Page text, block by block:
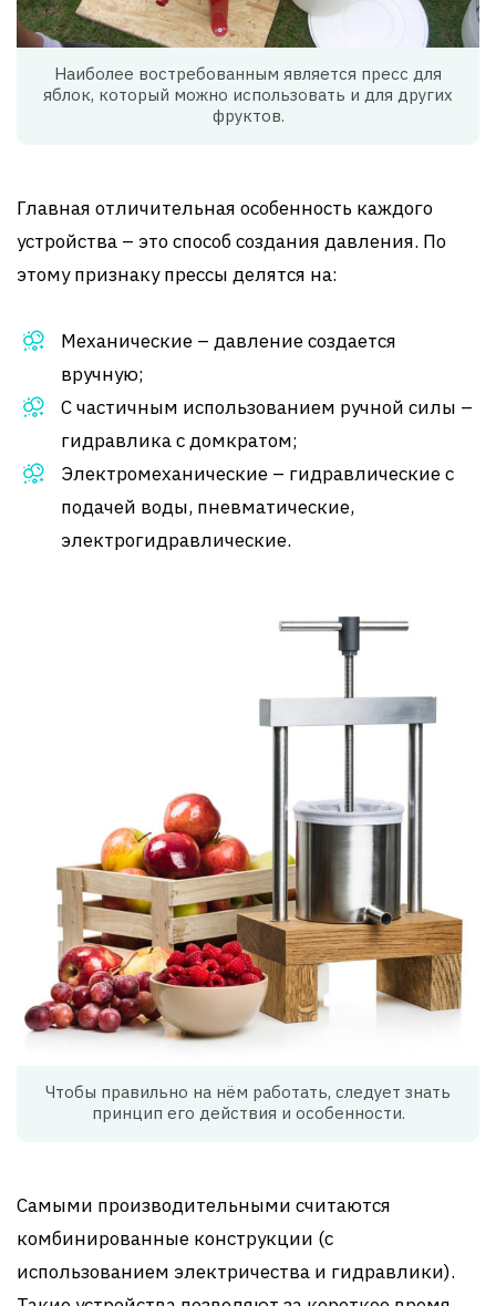
Наиболее востребованным является пресс для
яблок, который можно использовать и для других
фруктов.
Главная отличительная особенность каждого
устройства – это способ создания давления. По
этому признаку прессы делятся на:
Механические – давление создается
вручную;
С частичным использованием ручной силы –
гидравлика с домкратом;
Электромеханические – гидравлические с
подачей воды, пневматические,
электрогидравлические.
Чтобы правильно на нём работать, следует знать
принцип его действия и особенности.
Самыми производительными считаются
комбинированные конструкции (с
использованием электричества и гидравлики).